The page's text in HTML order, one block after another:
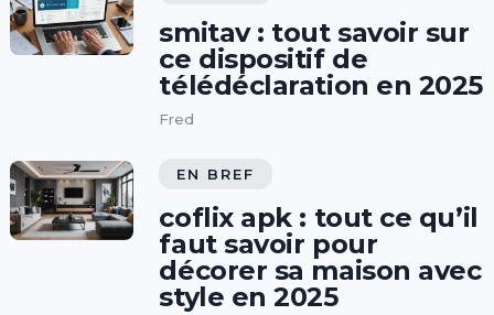
smitav : tout savoir sur
ce dispositif de
télédéclaration en 2025
Fred
EN BREF
coflix apk : tout ce qu’il
faut savoir pour
décorer sa maison avec
style en 2025